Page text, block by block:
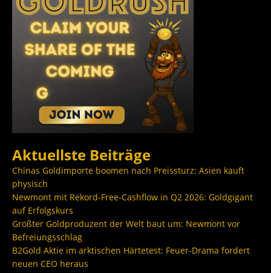
Aktuellste Beiträge
Chinas Goldimporte boomen nach Preissturz: Asien kauft
physisch
Newmont mit Rekord-Free-Cashflow in Q2 2026: Goldgigant
auf Erfolgskurs
Größter Goldproduzent der Welt baut um: Newmont vor
Befreiungsschlag
B2Gold Aktie im arktischen Härtetest: Feuer-Drama fordert
neuen CEO heraus